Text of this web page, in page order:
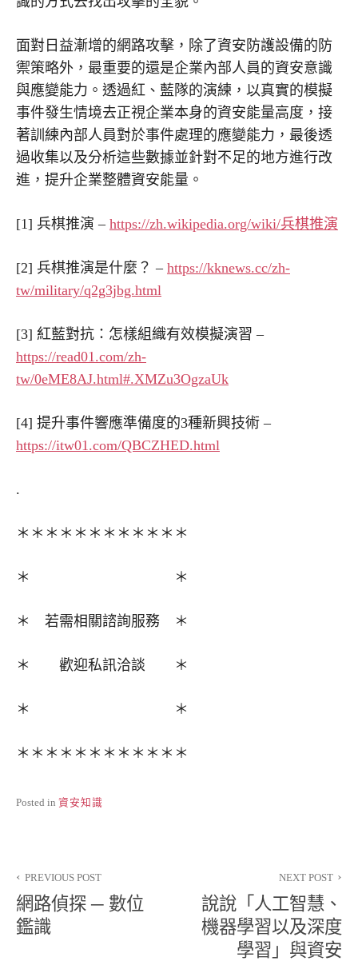
面對日益漸增的網路攻擊，除了資安防護設備的防
禦策略外，最重要的還是企業內部人員的資安意識
與應變能力。透過紅、藍隊的演練，以真實的模擬
事件發生情境去正視企業本身的資安能量高度，接
著訓練內部人員對於事件處理的應變能力，最後透
過收集以及分析這些數據並針對不足的地方進行改
進，提升企業整體資安能量。
[1] 兵棋推演 – https://zh.wikipedia.org/wiki/兵棋推演
[2] 兵棋推演是什麼？ – https://kknews.cc/zh-
tw/military/q2g3jbg.html
[3] 紅藍對抗：怎樣組織有效模擬演習 –
https://read01.com/zh-
tw/0eME8AJ.html#.XMZu3OgzaUk
[4] 提升事件響應準備度的3種新興技術 –
https://itw01.com/QBCZHED.html
.
＊＊＊＊＊＊＊＊＊＊＊＊
＊ ＊
＊ 若需相關諮詢服務 ＊
＊ 歡迎私訊洽談 ＊
＊ ＊
＊＊＊＊＊＊＊＊＊＊＊＊
Posted in 資安知識
章
導
PREVIOUS POST
網路偵探 ─ 數位
鑑識
NEXT POST
說說「人工智慧、
機器學習以及深度
學習」與資安